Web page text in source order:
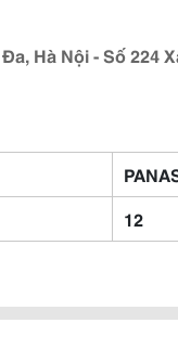
Hà Nội - Số 224
12